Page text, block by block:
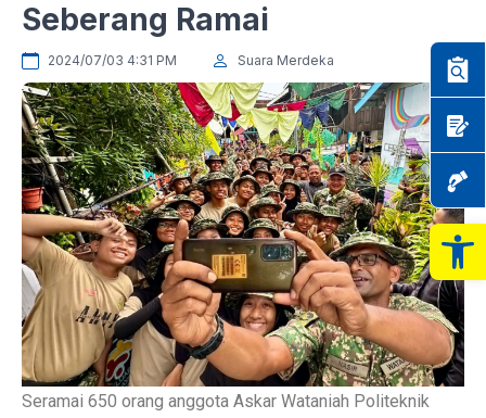
Seberang Ramai
2024/07/03 4:31 PM Suara Merdeka
Seramai 650 orang anggota Askar Wataniah Politeknik